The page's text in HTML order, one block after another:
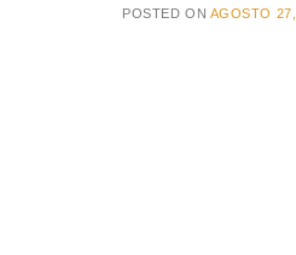
POSTED ON AGOSTO